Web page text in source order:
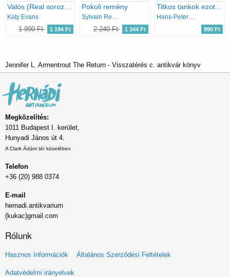
Katy Evans
1 990 Ft 1 194 Ft
Pokoli remény
Sylvain Reynard
2 240 Ft 1 344 Ft
Titkos tankok ezoterika
Hans-Peter Waldrick
990 Ft
Jennifer L. Armentrout The Return - Visszatérés c. antikvár könyv
Megközelítés:
1011 Budapest I. kerület,
Hunyadi János út 4.
A Clark Ádám tér közelében
Telefon
+36 (20) 988 0374
E-mail
hernadi.antikvarium
(kukac)gmail.com
Rólunk
Lábléc
menü
Hasznos Információk Általános Szerződési Feltételek
Adatvédelmi irányelvek